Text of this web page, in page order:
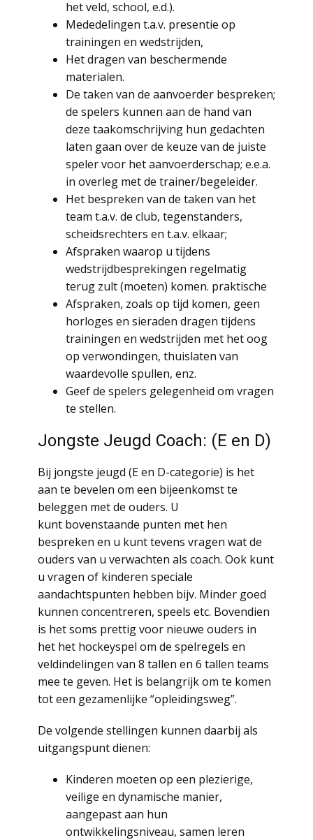
het veld, school, e.d.).
Mededelingen t.a.v. presentie op
trainingen en wedstrijden,
Het dragen van beschermende
materialen.
De taken van de aanvoerder bespreken;
de spelers kunnen aan de hand van
deze taakomschrijving hun gedachten
laten gaan over de keuze van de juiste
speler voor het aanvoerderschap; e.e.a.
in overleg met de trainer/begeleider.
Het bespreken van de taken van het
team t.a.v. de club, tegenstanders,
scheidsrechters en t.a.v. elkaar;
Afspraken waarop u tijdens
wedstrijdbesprekingen regelmatig
terug zult (moeten) komen. praktische
Afspraken, zoals op tijd komen, geen
horloges en sieraden dragen tijdens
trainingen en wedstrijden met het oog
op verwondingen, thuislaten van
waardevolle spullen, enz.
Geef de spelers gelegenheid om vragen
te stellen.
Jongste Jeugd Coach: (E en D)
Bij jongste jeugd (E en D-categorie) is het
aan te bevelen om een bijeenkomst te
beleggen met de ouders. U
kunt bovenstaande punten met hen
bespreken en u kunt tevens vragen wat de
ouders van u verwachten als coach. Ook kunt
u vragen of kinderen speciale
aandachtspunten hebben bijv. Minder goed
kunnen concentreren, speels etc. Bovendien
is het soms prettig voor nieuwe ouders in
het het hockeyspel om de spelregels en
veldindelingen van 8 tallen en 6 tallen teams
mee te geven. Het is belangrijk om te komen
tot een gezamenlijke “opleidingsweg”.
De volgende stellingen kunnen daarbij als
uitgangspunt dienen:
Kinderen moeten op een plezierige,
veilige en dynamische manier,
aangepast aan hun
ontwikkelingsniveau, samen leren